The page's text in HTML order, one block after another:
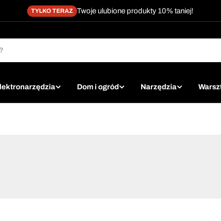
TYLKO TERAZ Twoje ulubione produkty 10% taniej!
Dom i ogród Narzędzia